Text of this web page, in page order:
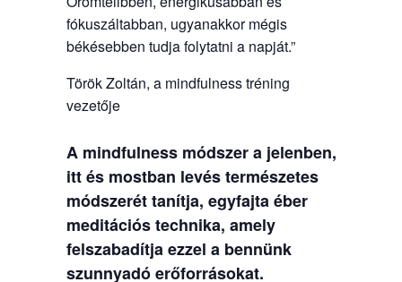
fókuszáltabban, ugyanakkor mégis
békésebben tudja folytatni a napját.”
Török Zoltán, a mindfulness tréning
vezetője
A mindfulness módszer a jelenben,
itt és mostban levés természetes
módszerét tanítja, egyfajta éber
meditációs technika, amely
felszabadítja ezzel a bennünk
szunnyadó erőforrásokat.